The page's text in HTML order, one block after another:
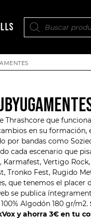
que
en su
por bandas como
cada escenario que
Vertigo
Tronko Fest, Rugido
que tenemos el placer
se publica
Algodón 180 gr/m2.
y ahorra 3€ en tu